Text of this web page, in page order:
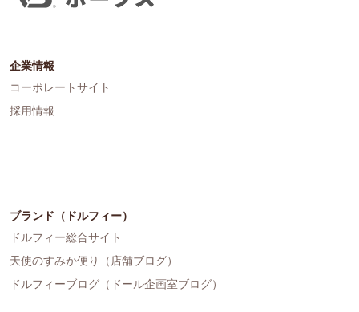
企業情報
コーポレートサイト
採用情報
ブランド（ドルフィー）
ドルフィー総合サイト
天使のすみか便り（店舗ブログ）
ドルフィーブログ（ドール企画室ブログ）